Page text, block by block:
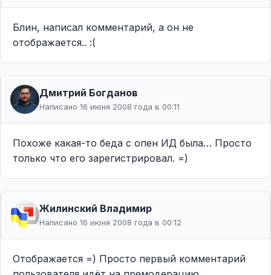
Блин, написал комментарий, а он не
отображается.. :(
Дмитрий Богданов
Написано 16 июня 2008 года в 00:11
Похоже какая-то беда с опен ИД была… Просто
только что его зарегистрировал. =)
Жилинcкий Владимир
Написано 16 июня 2008 года в 00:12
Отображается =) Просто первый комментарий